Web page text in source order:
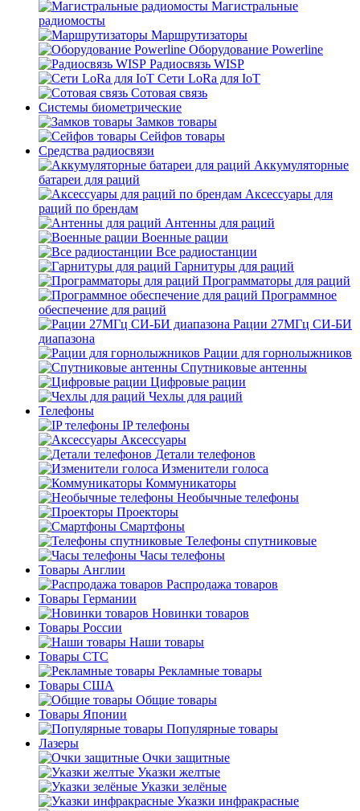
Магистральные
радиомосты
Маршрутизаторы
Оборудование Powerline
Радиосвязь WISP
Сети LoRa для IoT
Сотовая связь
Системы биометрические
Замков товары
Сейфов товары
Средства радиосвязи
Аккумуляторные
батареи для раций
Аксессуары для
раций по брендам
Антенны для раций
Военные рации
Все радиостанции
Гарнитуры для раций
Программаторы для раций
Программное
обеспечение для раций
Рации 27МГц СИ-БИ
диапазона
Рации для горнолыжников
Спутниковые антенны
Цифровые рации
Чехлы для раций
Телефоны
IP телефоны
Аксессуары
Детали телефонов
Изменители голоса
Коммуникаторы
Необычные телефоны
Проекторы
Смартфоны
Телефоны спутниковые
Часы телефоны
Товары Англии
Распродажа товаров
Товары Германии
Новинки товаров
Товары России
Наши товары
Товары СТС
Рекламные товары
Товары США
Общие товары
Товары Японии
Популярные товары
Лазеры
Очки защитные
Указки желтые
Указки зелёные
Указки инфракрасные